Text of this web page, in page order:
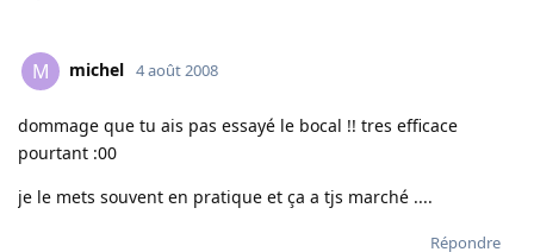
M michel 4 août 2008
dommage que tu ais pas essayé le bocal !! tres efficace
pourtant :00
je le mets souvent en pratique et ça a tjs marché ....
Répondre